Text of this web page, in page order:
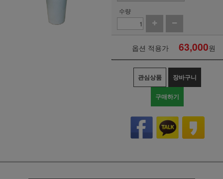
수량
옵션 적용가 63,000원
관심상품 장바구니
구매하기